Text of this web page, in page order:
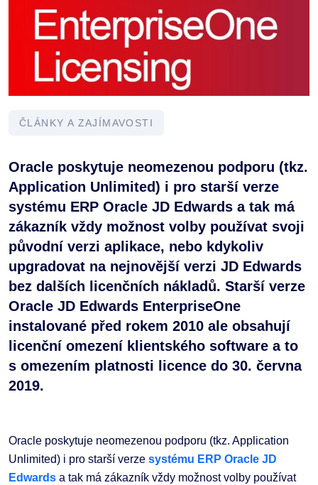
ČLÁNKY A ZAJÍMAVOSTI
Oracle poskytuje neomezenou podporu (tkz.
Application Unlimited) i pro starší verze
systému ERP Oracle JD Edwards a tak má
zákazník vždy možnost volby používat svoji
původní verzi aplikace, nebo kdykoliv
upgradovat na nejnovější verzi JD Edwards
bez dalších licenčních nákladů. Starší verze
Oracle JD Edwards EnterpriseOne
instalované před rokem 2010 ale obsahují
licenční omezení klientského software a to
s omezením platnosti licence do 30. června
2019.
Oracle poskytuje neomezenou podporu (tkz. Application
Unlimited) i pro starší verze systému ERP Oracle JD
Edwards a tak má zákazník vždy možnost volby používat